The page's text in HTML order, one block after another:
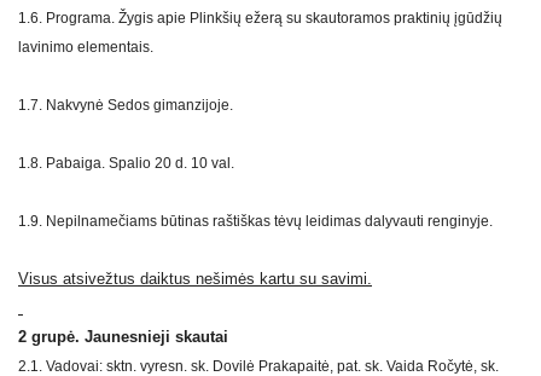
1.6. Programa. Žygis apie Plinkšių ežerą su skautoramos praktinių įgūdžių
lavinimo elementais.
1.7. Nakvynė Sedos gimanzijoje.
1.8. Pabaiga. Spalio 20 d. 10 val.
1.9. Nepilnamečiams būtinas raštiškas tėvų leidimas dalyvauti renginyje.
Visus atsivežtus daiktus nešimės kartu su savimi.
2 grupė. Jaunesnieji skautai
2.1. Vadovai: sktn. vyresn. sk. Dovilė Prakapaitė, pat. sk. Vaida Ročytė, sk.